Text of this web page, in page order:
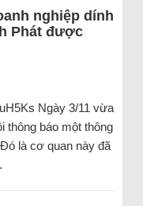
nghiệp dính
Phát được
Ngày 3/11 vừa
thông báo một thông
là cơ quan này đã